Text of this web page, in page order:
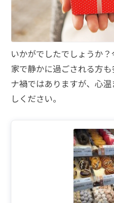
いかがでしたでしょうか
家で静かに過ごされる方
ナ禍ではありますが、心
しください。